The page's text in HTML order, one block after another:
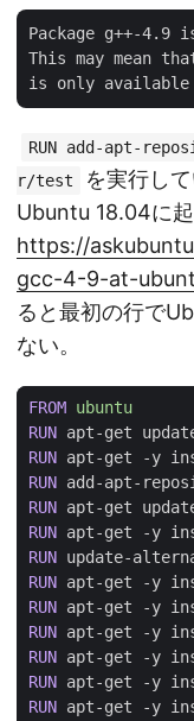
Package g++-
This may mean
RUN add-apt-
r/test
を実行し
Ubuntu 18.04に
https://
gcc-4-9-at-
ると最初の行で
ない。
FROM ubuntu
RUN apt-get
RUN apt-get -y
RUN add-apt-
RUN apt-get
RUN apt-get -y
RUN update-
RUN apt-get -y
RUN apt-get -y
RUN apt-get -y
RUN apt-get -y
RUN apt-get -y
RUN apt-get -y